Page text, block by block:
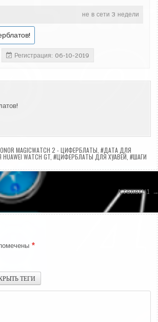
не в сети 3 недели
Регистрация: 06-10-2019
MAGICWATCH 2 - ЦИФЕРБЛАТЫ, #ДАТА ДЛЯ
WATCH GT, #ЦИФЕРБЛАТЫ ДЛЯ ХУАВЕЙ, #ШАГИ
A.fenerli1 →
*
ТЕГИ